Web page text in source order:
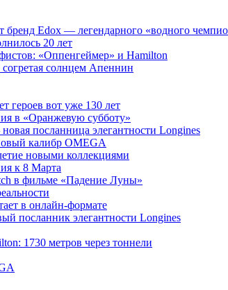
бренд Edox — легендарного «водного
20 лет
«Оппенгеймер» и Hamilton
солнцем Апеннин
героев вот уже 130 лет
в «Оранжевую субботу»
посланница элегантности Longines
калибр OMEGA
новыми коллекциями
к 8 Марта
в фильме «Падение Луны»
в онлайн-формате
посланник элегантности Longines
1730 метров через тоннели